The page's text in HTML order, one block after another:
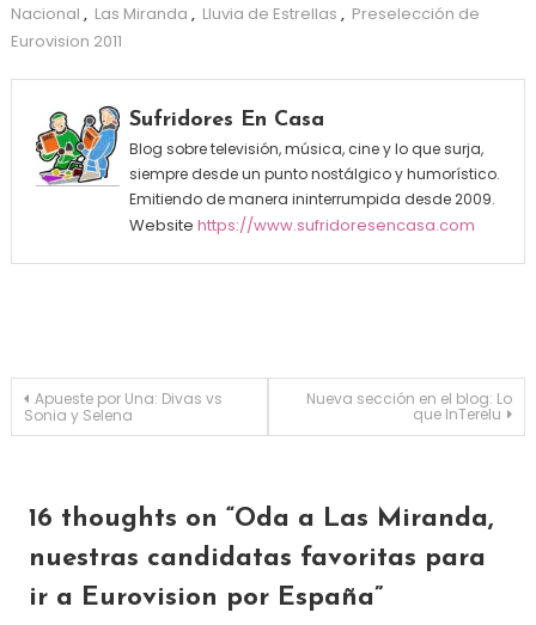
Nacional , Las Miranda , Lluvia de Estrellas , Preselección de
Eurovision 2011
Sufridores En Casa
Blog sobre televisión, música, cine y lo que surja,
siempre desde un punto nostálgico y humorístico.
Emitiendo de manera ininterrumpida desde 2009.
Website https://www.sufridoresencasa.com
Navegación de entradas
Apueste por Una: Divas vs
Sonia y Selena
Nueva sección en el blog: Lo
que InTerelu
16 thoughts on “Oda a Las Miranda,
nuestras candidatas favoritas para
ir a Eurovision por España”